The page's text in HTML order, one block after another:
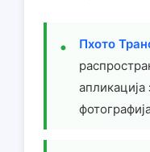
Пхото